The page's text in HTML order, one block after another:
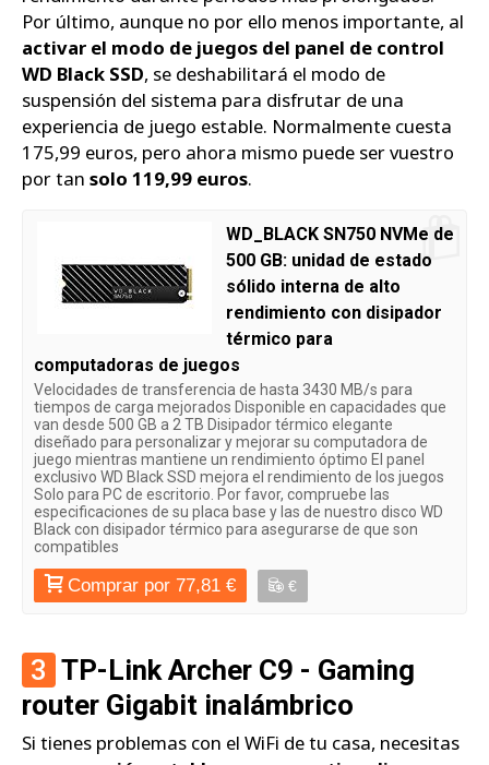
Por último, aunque no por ello menos importante, al
activar el modo de juegos del panel de control
WD Black SSD, se deshabilitará el modo de
suspensión del sistema para disfrutar de una
experiencia de juego estable. Normalmente cuesta
175,99 euros, pero ahora mismo puede ser vuestro
por tan solo 119,99 euros.
WD_BLACK SN750 NVMe de
500 GB: unidad de estado
sólido interna de alto
rendimiento con disipador
térmico para
computadoras de juegos
Velocidades de transferencia de hasta 3430 MB/s para
tiempos de carga mejorados Disponible en capacidades que
van desde 500 GB a 2 TB Disipador térmico elegante
diseñado para personalizar y mejorar su computadora de
juego mientras mantiene un rendimiento óptimo El panel
exclusivo WD Black SSD mejora el rendimiento de los juegos
Solo para PC de escritorio. Por favor, compruebe las
especificaciones de su placa base y las de nuestro disco WD
Black con disipador térmico para asegurarse de que son
compatibles
Comprar por 77,81 € €
3 TP-Link Archer C9 - Gaming
router Gigabit inalámbrico
Si tienes problemas con el WiFi de tu casa, necesitas